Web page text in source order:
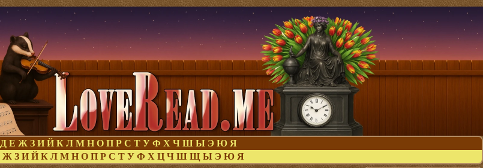
Д Е Ж З И Й К Л М Н О П Р С Т У Ф Х Ч Ш Ы Э Ю Я
Ж З И Й К Л М Н О П Р С Т У Ф Х Ц Ч Ш Щ Ы Э Ю Я